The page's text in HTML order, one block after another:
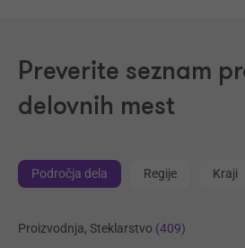
Preverite seznam
delovnih mest
Področja dela Regije Kraji
Proizvodnja, Steklarstvo (409)